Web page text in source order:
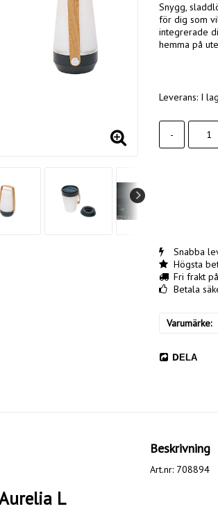
Snygg,
för dig som
integrerade
hemma på
Leverans: I
-
Snabba
Högsta
Fri frakt
Betala
Varumärke
DELA
Beskrivning
Art.nr: 708894
L